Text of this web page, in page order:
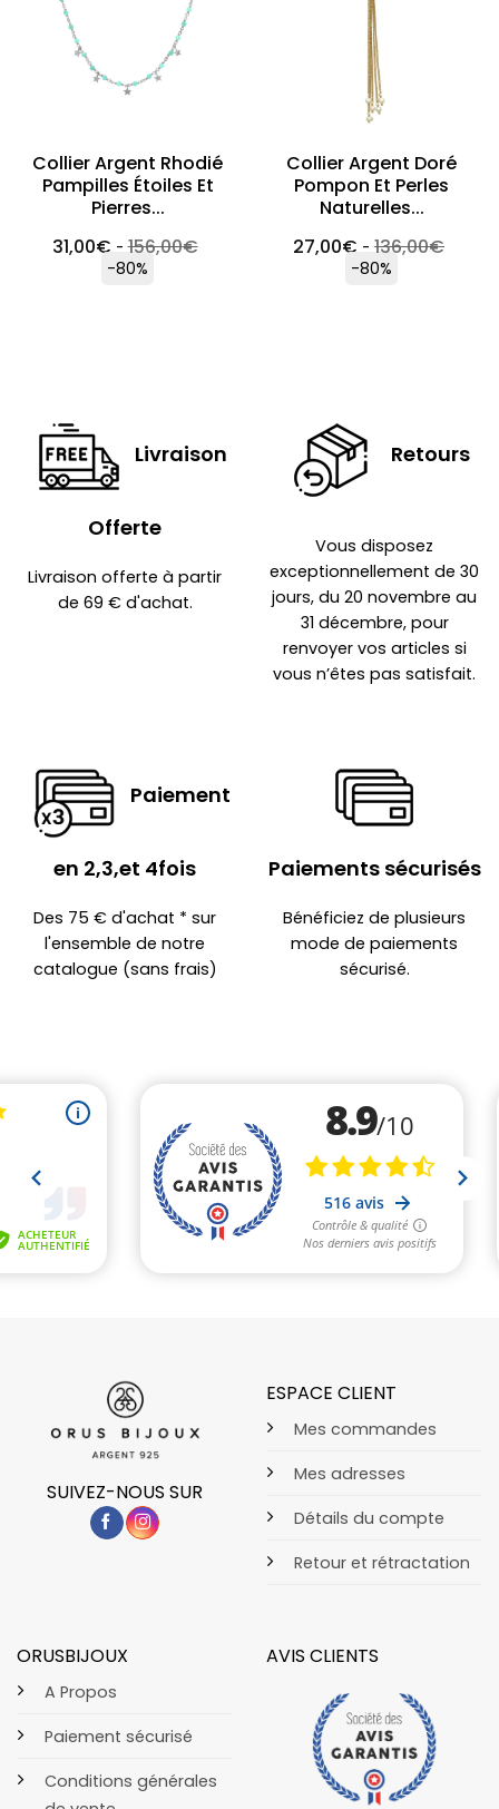
Collier Argent Rhodié
Pampilles Étoiles Et
Pierres...
31,00€ -156,00€
-80%
Collier Argent Doré
Pompon Et Perles
Naturelles...
27,00€ -136,00€
-80%
Livraison
Offerte
Livraison offerte à partir
de 69 € d'achat.
Retours
Vous disposez
exceptionnellement de 30
jours, du 20 novembre au
31 décembre, pour
renvoyer vos articles si
vous n’êtes pas satisfait.
Paiement
en 2,3,et 4fois
Des 75 € d'achat * sur
l'ensemble de notre
catalogue (sans frais)
Paiements sécurisés
Bénéficiez de plusieurs
mode de paiements
sécurisé.
SUIVEZ-NOUS SUR
ESPACE CLIENT
Mes commandes
Mes adresses
Détails du compte
Retour et rétractation
ORUSBIJOUX
A Propos
Paiement sécurisé
Conditions générales
AVIS CLIENTS